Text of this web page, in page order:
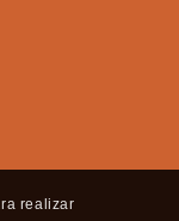
realizar